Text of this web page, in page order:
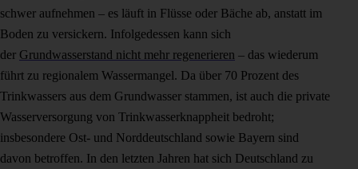
schwer aufnehmen – es läuft in Flüsse oder Bäche ab, anstatt im
Boden zu versickern. Infolgedessen kann sich
der Grundwasserstand nicht mehr regenerieren – das wiederum
führt zu regionalem Wassermangel. Da über 70 Prozent des
Trinkwassers aus dem Grundwasser stammen, ist auch die private
Wasserversorgung von Trinkwasserknappheit bedroht;
insbesondere Ost- und Norddeutschland sowie Bayern sind
davon betroffen. In den letzten Jahren hat sich Deutschland zu